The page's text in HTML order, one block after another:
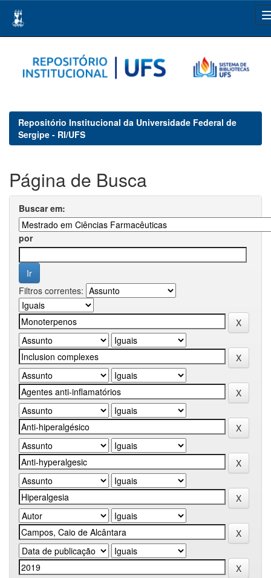
navigation
Repositório Institucional da Universidade Federal de
Sergipe - RI/UFS
Página de Busca
Buscar em:
por
Filtros correntes: